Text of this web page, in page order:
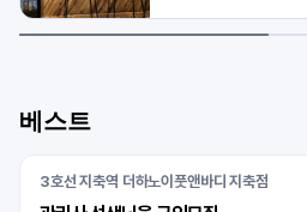
베스트
3호선 지축역 더하노이풋앤바디 지축점